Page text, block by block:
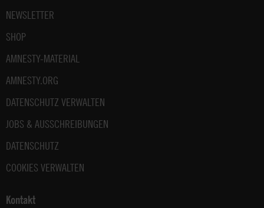
NEWSLETTER
SHOP
AMNESTY-MATERIAL
AMNESTY.ORG
DATENSCHUTZ VERWALTEN
JOBS & AUSSCHREIBUNGEN
DATENSCHUTZ
COOKIES VERWALTEN
Kontakt